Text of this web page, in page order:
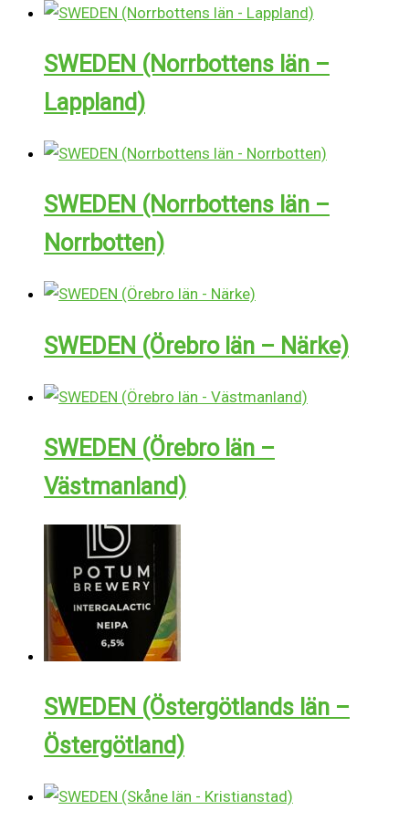
SWEDEN (Norrbottens län –
Lappland)
SWEDEN (Norrbottens län –
Norrbotten)
SWEDEN (Örebro län – Närke)
SWEDEN (Örebro län –
Västmanland)
SWEDEN (Östergötlands län –
Östergötland)